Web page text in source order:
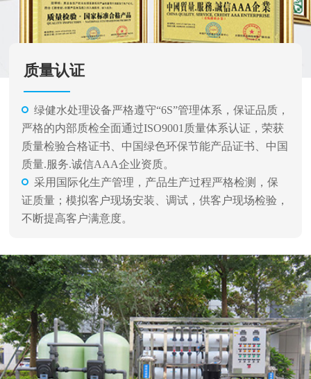
质量认证
绿健水处理设备严格遵守“6S”管理体系，保证品质，
严格的内部质检全面通过ISO9001质量体系认证，荣获
质量检验合格证书、中国绿色环保节能产品证书、中国
质量.服务.诚信AAA企业资质。
采用国际化生产管理，产品生产过程严格检测，保
证质量；模拟客户现场安装、调试，供客户现场检验，
不断提高客户满意度。